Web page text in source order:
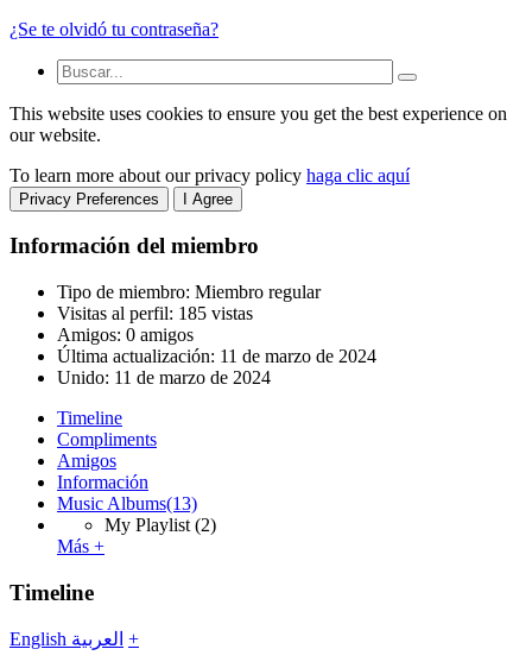
¿Se te olvidó tu contraseña?
This website uses cookies to ensure you get the best experience on
our website.
To learn more about our privacy policy haga clic aquí
Privacy Preferences I Agree
Información del miembro
Tipo de miembro: Miembro regular
Visitas al perfil: 185 vistas
Amigos: 0 amigos
Última actualización: 11 de marzo de 2024
Unido: 11 de marzo de 2024
Timeline
Compliments
Amigos
Información
Music Albums(13)
My Playlist (2)
Más +
Timeline
English العربية +